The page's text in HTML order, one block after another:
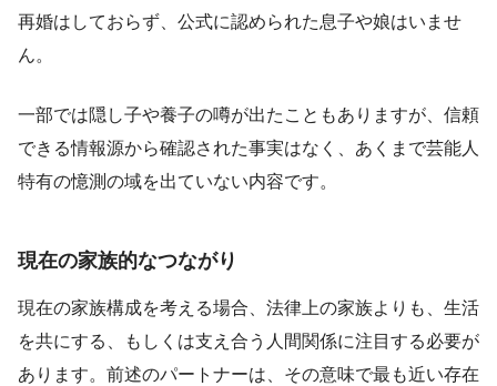
再婚はしておらず、公式に認められた息子や娘はいませ
ん。
一部では隠し子や養子の噂が出たこともありますが、信頼
できる情報源から確認された事実はなく、あくまで芸能人
特有の憶測の域を出ていない内容です。
現在の家族的なつながり
現在の家族構成を考える場合、法律上の家族よりも、生活
を共にする、もしくは支え合う人間関係に注目する必要が
あります。前述のパートナーは、その意味で最も近い存在